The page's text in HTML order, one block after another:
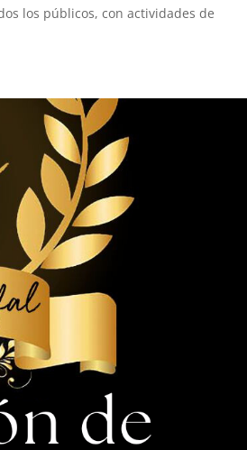
los públicos, con actividades de